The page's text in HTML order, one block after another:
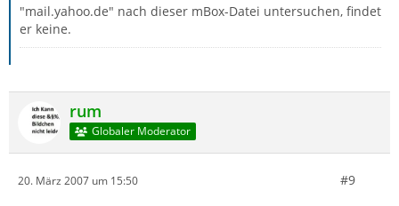
"mail.yahoo.de" nach dieser mBox-Datei untersuchen, findet
er keine.
rum
Globaler Moderator
20. März 2007 um 15:50 #9